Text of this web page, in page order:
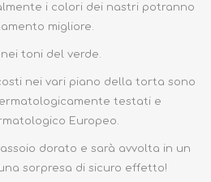
i colori dei nastri potranno
migliore.
toni del verde.
nei vari piano della torta sono
testati e
Europeo.
dorato e sarà avvolta in un
sorpresa di sicuro effetto!